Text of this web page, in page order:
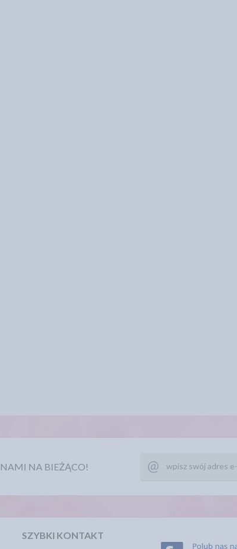
NAMI NA BIEŻĄCO!
SZYBKI KONTAKT